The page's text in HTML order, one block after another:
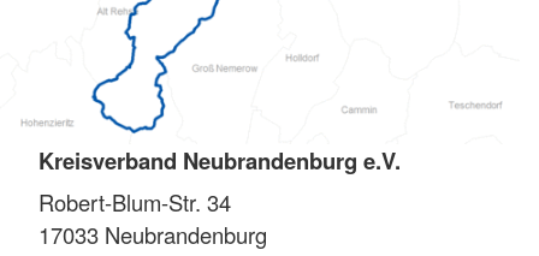
Kreisverband Neubrandenburg e.V.
Robert-Blum-Str. 34
17033 Neubrandenburg